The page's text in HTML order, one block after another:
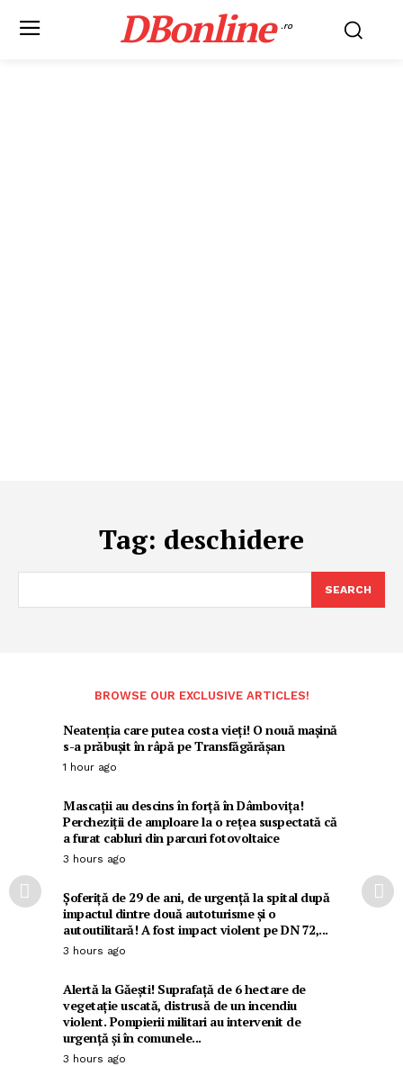
DBonline .ro
Tag: deschidere
SEARCH
BROWSE OUR EXCLUSIVE ARTICLES!
Neatenția care putea costa vieți! O nouă mașină
s-a prăbușit în râpă pe Transfăgărășan
1 hour ago
Mascații au descins în forță în Dâmbovița!
Percheziții de amploare la o rețea suspectată că
a furat cabluri din parcuri fotovoltaice
3 hours ago
Șoferiță de 29 de ani, de urgență la spital după
impactul dintre două autoturisme și o
autoutilitară! A fost impact violent pe DN 72,...
3 hours ago
Alertă la Găești! Suprafață de 6 hectare de
vegetație uscată, distrusă de un incendiu
violent. Pompierii militari au intervenit de
urgență și în comunele...
3 hours ago